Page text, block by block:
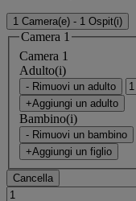
1 Camera(e) - 1 Ospit(i)
Camera 1
Camera 1
Adulto(i)
- Rimuovi un adulto
+Aggiungi un adulto
Bambino(i)
- Rimuovi un bambino
+Aggiungi un figlio
Cancella